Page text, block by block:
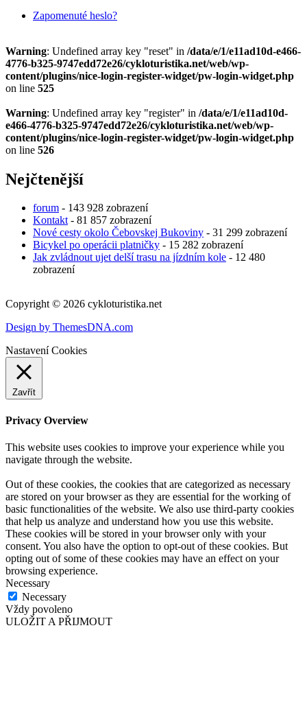
Zapomenuté heslo?
Warning: Undefined array key "reset" in /data/e/1/e11ad10d-e466-
4776-b325-9747edd72e26/cykloturistika.net/web/wp-
content/plugins/nice-login-register-widget/pw-login-widget.php
on line 525
Warning: Undefined array key "register" in /data/e/1/e11ad10d-
e466-4776-b325-9747edd72e26/cykloturistika.net/web/wp-
content/plugins/nice-login-register-widget/pw-login-widget.php
on line 526
Nejčtenější
forum - 143 928 zobrazení
Kontakt- 81 857 zobrazení
Nové cesty okolo Čebovskej Bukoviny - 31 299 zobrazení
Bicykel po operácii platničky - 15 282 zobrazení
Jak zvládnout ujet delší trasu na jízdním kole - 12 480
zobrazení
Copyright © 2026 cykloturistika.net
Design by ThemesDNA.com
Nastavení Cookies
Zavřít
Privacy Overview
This website uses cookies to improve your experience while you
navigate through the website.
Out of these cookies, the cookies that are categorized as necessary
are stored on your browser as they are essential for the working of
basic functionalities of the website. We also use third-party cookies
that help us analyze and understand how you use this website.
These cookies will be stored in your browser only with your
consent. You also have the option to opt-out of these cookies. But
opting out of some of these cookies may have an effect on your
browsing experience.
Necessary
Necessary
Vždy povoleno
ULOŽIT A PŘIJMOUT